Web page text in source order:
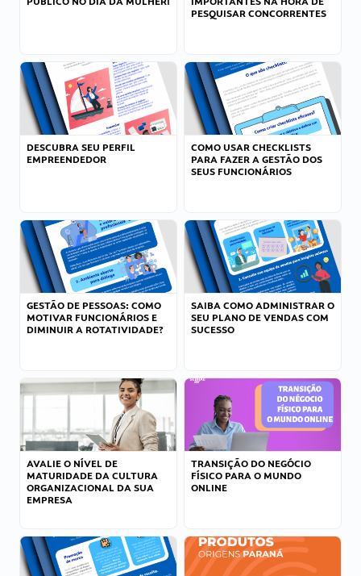
PESQUISAR CONCORRENTES
DESCUBRA SEU PERFIL
EMPREENDEDOR
COMO USAR CHECKLISTS
PARA FAZER A GESTÃO DOS
SEUS FUNCIONÁRIOS
GESTÃO DE PESSOAS: COMO
MOTIVAR FUNCIONÁRIOS E
DIMINUIR A ROTATIVIDADE?
SAIBA COMO ADMINISTRAR O
SEU PLANO DE VENDAS COM
SUCESSO
AVALIE O NÍVEL DE
MATURIDADE DA CULTURA
ORGANIZACIONAL DA SUA
EMPRESA
TRANSIÇÃO DO NEGÓCIO
FÍSICO PARA O MUNDO
ONLINE